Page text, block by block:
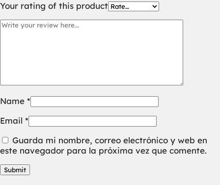
Your rating of this product
Name *
Email *
Guarda mi nombre, correo electrónico y web en
este navegador para la próxima vez que comente.